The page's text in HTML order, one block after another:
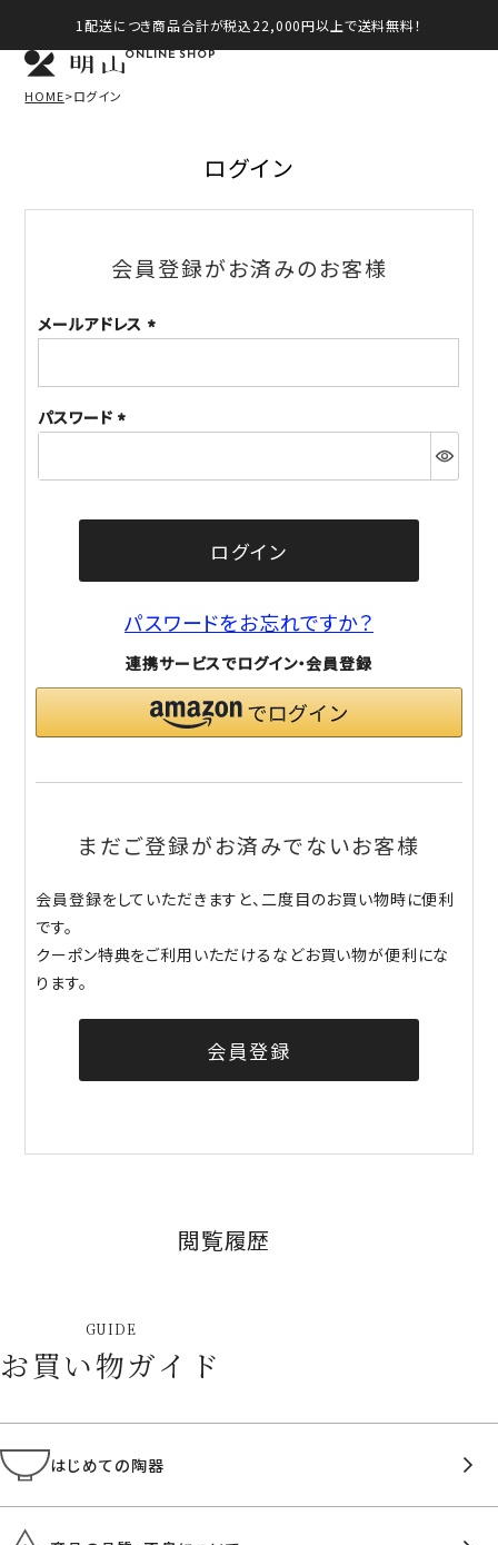
1配送につき商品合計が税込22,000円以上で送料無料！
ONLINE SHOP
HOME ログイン
ログイン
会員登録がお済みのお客様
メールアドレス
須)
パスワード
須)
ログイン
パスワードをお忘れですか？
連携サービスでログイン・会員登録
まだご登録がお済みでないお客様
会員登録をしていただきますと、二度目のお買い物時に便利
です。
クーポン特典をご利用いただけるなどお買い物が便利にな
ります。
会員登録
閲覧履歴
GUIDE
お買い物ガイド
はじめての陶器